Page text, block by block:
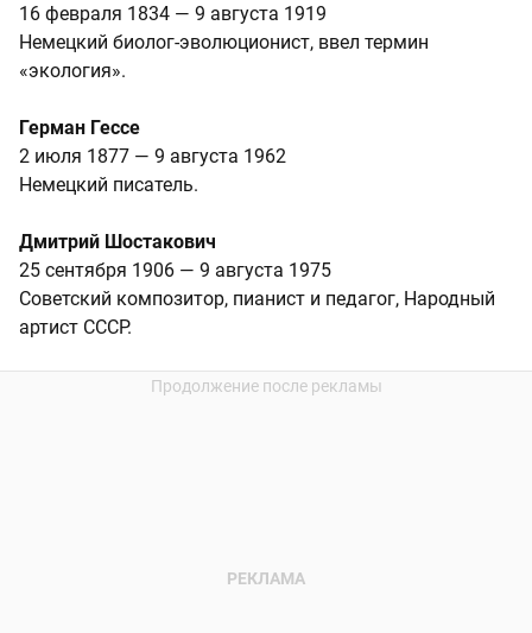
16 февраля 1834 — 9 августа 1919
Немецкий биолог-эволюционист, ввел термин
«экология».
Герман Гессе
2 июля 1877 — 9 августа 1962
Немецкий писатель.
Дмитрий Шостакович
25 сентября 1906 — 9 августа 1975
Советский композитор, пианист и педагог, Народный
артист СССР.